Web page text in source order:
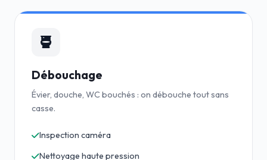
Débouchage
Évier, douche, WC bouchés : on débouche tout sans
casse.
Inspection caméra
Nettoyage haute pression